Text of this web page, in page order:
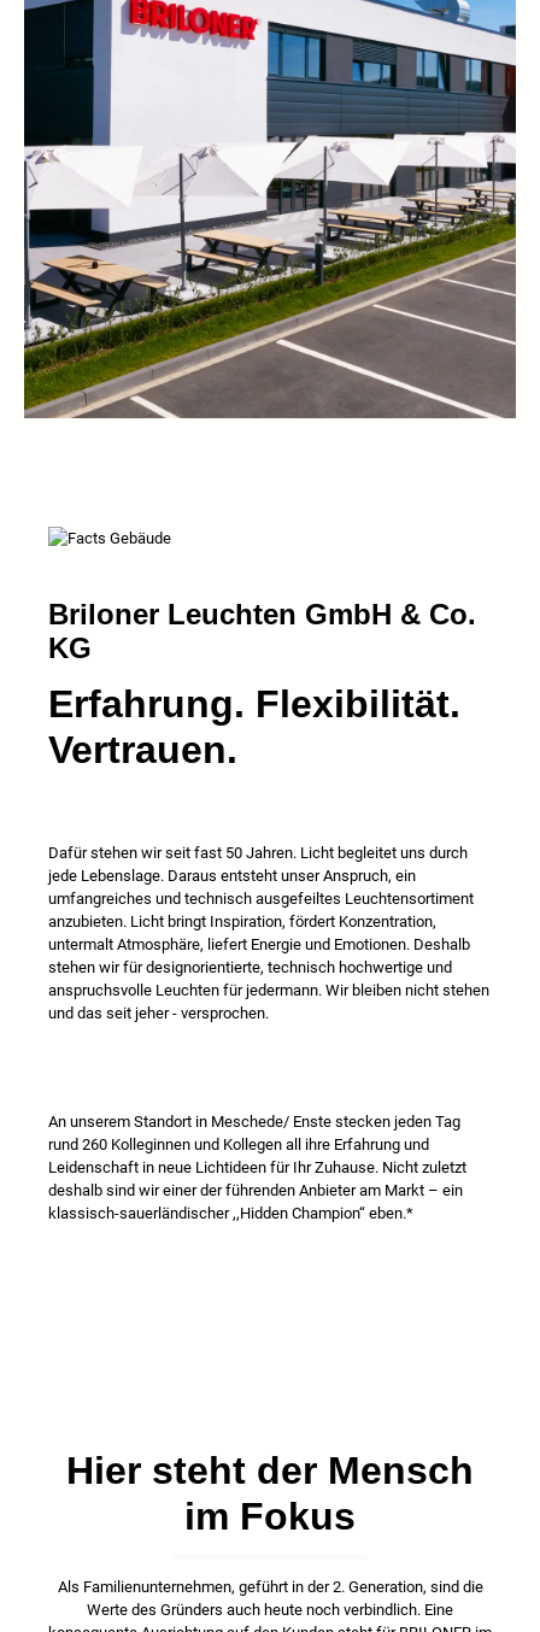
Briloner Leuchten GmbH & Co.
KG
Erfahrung. Flexibilität.
Vertrauen.
Dafür stehen wir seit fast 50 Jahren. Licht begleitet uns durch
jede Lebenslage. Daraus entsteht unser Anspruch, ein
umfangreiches und technisch ausgefeiltes Leuchtensortiment
anzubieten. Licht bringt Inspiration, fördert Konzentration,
untermalt Atmosphäre, liefert Energie und Emotionen. Deshalb
stehen wir für designorientierte, technisch hochwertige und
anspruchsvolle Leuchten für jedermann. Wir bleiben nicht stehen
und das seit jeher - versprochen.
An unserem Standort in Meschede/ Enste stecken jeden Tag
rund 260 Kolleginnen und Kollegen all ihre Erfahrung und
Leidenschaft in neue Lichtideen für Ihr Zuhause. Nicht zuletzt
deshalb sind wir einer der führenden Anbieter am Markt – ein
klassisch-sauerländischer ,,Hidden Champion“ eben.*
Hier steht der Mensch
im Fokus
Als Familienunternehmen, geführt in der 2. Generation, sind die
Werte des Gründers auch heute noch verbindlich. Eine